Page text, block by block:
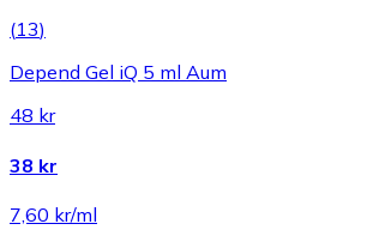
(13)
Depend Gel iQ 5 ml Aum
48 kr
38 kr
7,60 kr/ml